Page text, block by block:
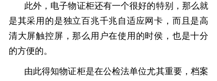
此外，电子物证柜还有一个很好的特别，那么就
是其采用的是独立百兆千兆自适应网卡，而且是高
清大屏触控屏，那么用户在使用的时侯，也是十分
的方便的。
由此得知物证柜是在公检法单位尤其重要，档案